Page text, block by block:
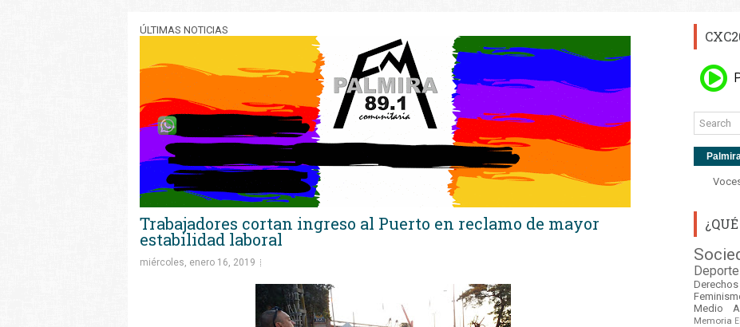
ÚLTIMAS NOTICIAS
Trabajadores cortan ingreso al Puerto en reclamo de mayor
estabilidad laboral
miércoles, enero 16, 2019
Medio
Memoria